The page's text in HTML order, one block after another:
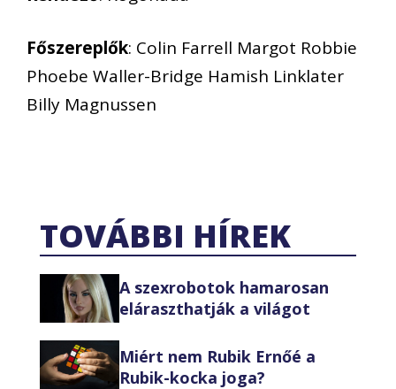
Főszereplők: Colin Farrell Margot Robbie
Phoebe Waller-Bridge Hamish Linklater
Billy Magnussen
TOVÁBBI HÍREK
A szexrobotok hamarosan
eláraszthatják a világot
Miért nem Rubik Ernőé a
Rubik-kocka joga?